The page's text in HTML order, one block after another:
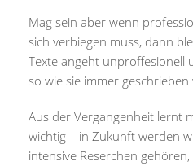
Mag sein aber wenn
sich verbiegen muss, dann
Texte angeht unproffesionell
so wie sie immer
Aus der Vergangenheit lernt
wichtig – in Zukunft werden
intensive Reserchen